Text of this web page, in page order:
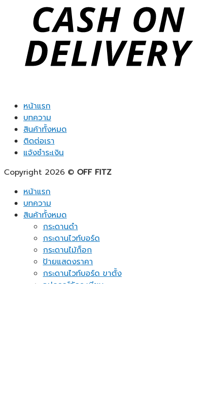
หน้าแรก
บทความ
สินค้าทั้งหมด
ติดต่อเรา
แจ้งชำระเงิน
Copyright 2026 © OFF FITZ
หน้าแรก
บทความ
สินค้าทั้งหมด
กระดานดำ
กระดานไวท์บอร์ด
กระดานไม้ก็อก
ป้ายแสดงราคา
กระดานไวท์บอร์ด ขาตั้ง
อุปกรณ์จัดระเบียบ